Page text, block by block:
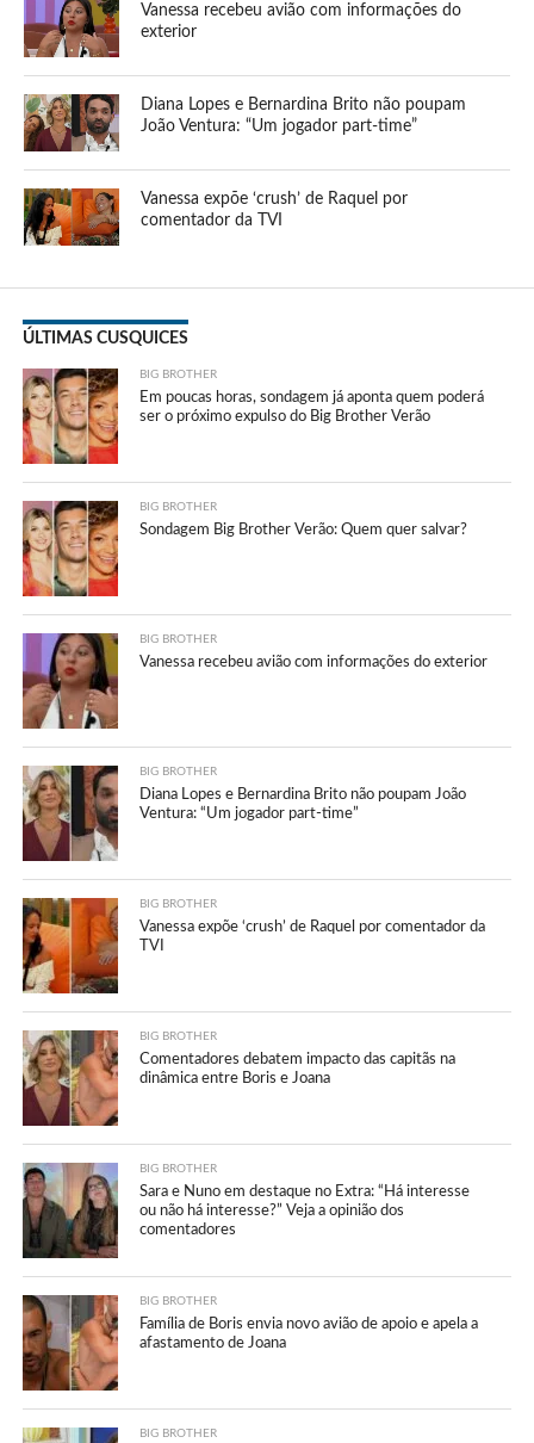
Vanessa recebeu avião com informações do
exterior
Diana Lopes e Bernardina Brito não poupam
João Ventura: “Um jogador part-time”
Vanessa expõe ‘crush’ de Raquel por
comentador da TVI
ÚLTIMAS CUSQUICES
BIG BROTHER
Em poucas horas, sondagem já aponta quem poderá
ser o próximo expulso do Big Brother Verão
BIG BROTHER
Sondagem Big Brother Verão: Quem quer salvar?
BIG BROTHER
Vanessa recebeu avião com informações do exterior
BIG BROTHER
Diana Lopes e Bernardina Brito não poupam João
Ventura: “Um jogador part-time”
BIG BROTHER
Vanessa expõe ‘crush’ de Raquel por comentador da
TVI
BIG BROTHER
Comentadores debatem impacto das capitãs na
dinâmica entre Boris e Joana
BIG BROTHER
Sara e Nuno em destaque no Extra: “Há interesse
ou não há interesse?” Veja a opinião dos
comentadores
BIG BROTHER
Família de Boris envia novo avião de apoio e apela a
afastamento de Joana
BIG BROTHER